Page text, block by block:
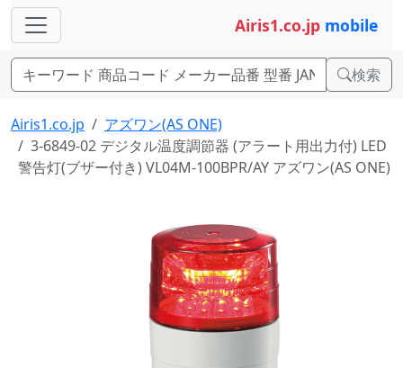
Airis1.co.jp mobile
検索
Airis1.co.jp
アズワン(AS ONE)
3-6849-02 デジタル温度調節器 (アラート用出力付) LED
警告灯(ブザー付き) VL04M-100BPR/AY アズワン(AS ONE)